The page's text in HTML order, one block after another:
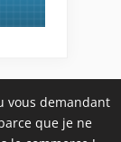
vous demandant
que je ne